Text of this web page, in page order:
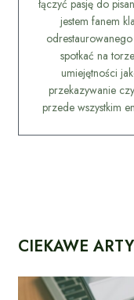
łączyć pasję do
jestem fanem
spotkać na
umiejętności
przekazywanie
przede wszystkim
CIEKAWE